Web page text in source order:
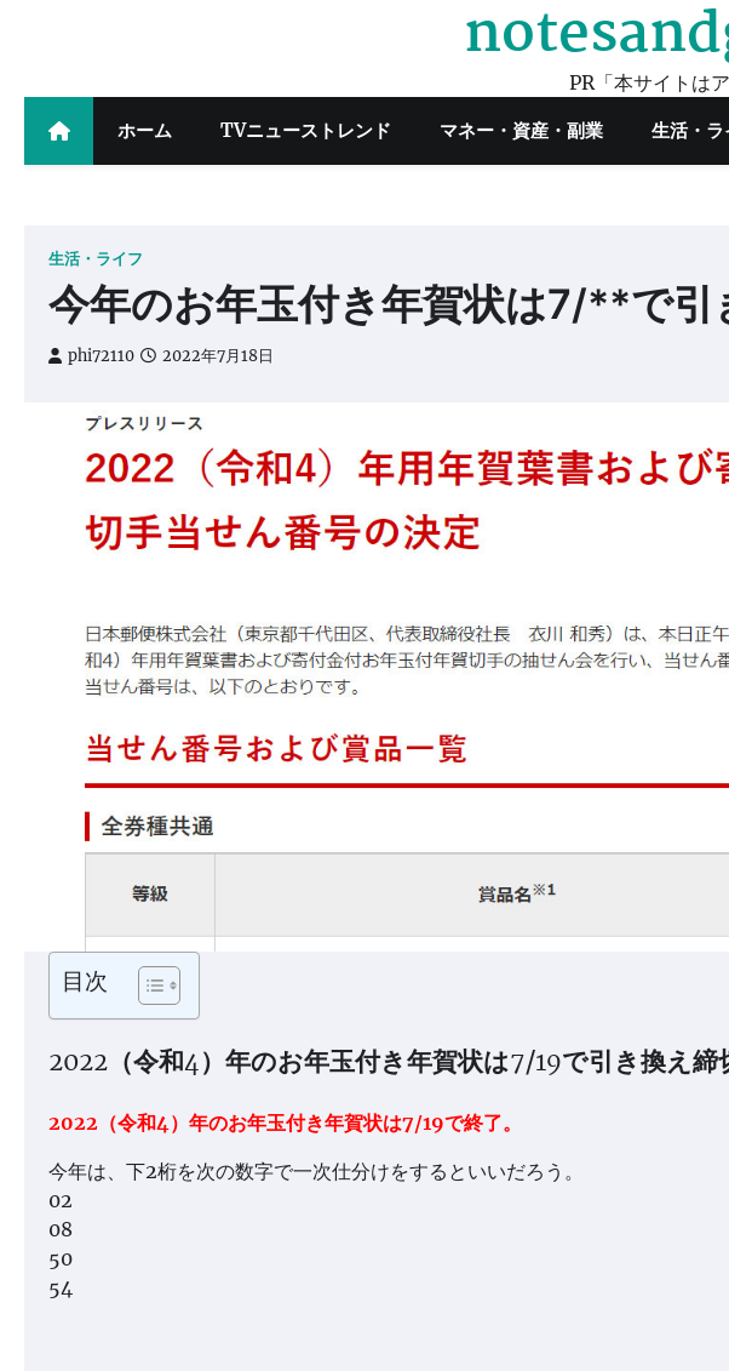
PR「本サイトは
ホーム TVニューストレンド マネー・資産・副業 生活・ラ
生活・ライフ
今年のお年玉付き年賀状は7/**で引
phi72110 2022年7月18日
目次
2022（令和4）年のお年玉付き年賀状は7/19で引き換え締
2022（令和4）年のお年玉付き年賀状は7/19で終了。
今年は、下2桁を次の数字で一次仕分けをするといいだろう。
02
08
50
54